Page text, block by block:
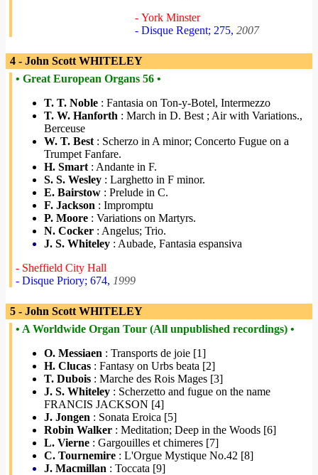
- York Minster
- Disque Regent; 275, 2007
4 - John Scott WHITELEY
• Great European Organs 56 •
T. T. Noble : Fantasia on Ton-y-Botel, Intermezzo
T. W. Hanforth : March in D. Best ; Air with Variations.,
Berceuse
W. T. Best : Scherzo in A minor; Concerto Fugue on a
Trumpet Fanfare.
H. Smart : Andante in F.
S. S. Wesley : Larghetto in F minor.
E. Bairstow : Prelude in C.
F. Jackson : Impromptu
P. Moore : Variations on Martyrs.
N. Cocker : Angelus; Trio.
J. S. Whiteley : Aubade, Fantasia espansiva
- Sheffield City Hall
- Disque Priory; 674, 1999
5 - John Scott WHITELEY
• A Worldwide Organ Tour (All unpublished recordings) •
O. Messiaen : Transports de joie [1]
H. Clucas : Fantasy on Urbs beata [2]
T. Dubois : Marche des Rois Mages [3]
J. S. Whiteley : Scherzetto and fugue on the name
FRANCIS JACKSON [4]
J. Jongen : Sonata Eroica [5]
Robin Walker : Meditation; Deep in the Woods [6]
L. Vierne : Gargouilles et chimeres [7]
C. Tournemire : L'Orgue Mystique No.42 [8]
J. Macmillan : Toccata [9]